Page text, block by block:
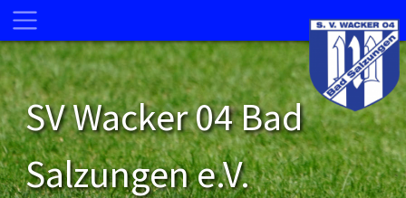
SV Wacker 04 Bad
Salzungen e.V.